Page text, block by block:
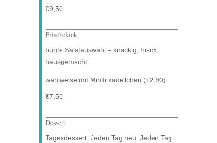
€9,50
Frischekick
bunte Salatauswahl – knackig, frisch,
hausgemacht
wahlweise mit Minifrikadellchen (+2,90)
€7,50
Dessert
Tagesdessert: Jeden Tag neu. Jeden Tag